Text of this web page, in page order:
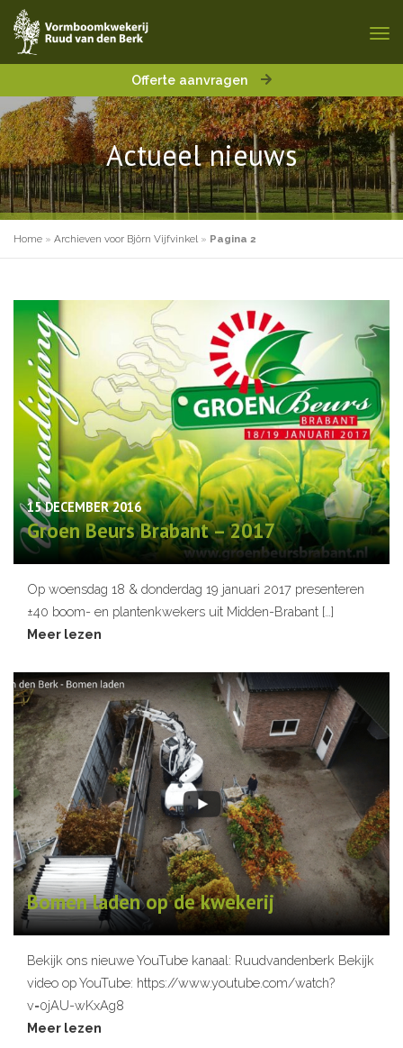
Offerte aanvragen
Actueel nieuws
Home » Archieven voor Björn Vijfvinkel » Pagina 2
15 DECEMBER 2016
Groen Beurs Brabant – 2017
Op woensdag 18 & donderdag 19 januari 2017 presenteren
±40 boom- en plantenkwekers uit Midden-Brabant […]
Meer lezen
Bomen laden op de kwekerij
Bekijk ons nieuwe YouTube kanaal: Ruudvandenberk Bekijk
video op YouTube: https://www.youtube.com/watch?
v=0jAU-wKxAg8
Meer lezen